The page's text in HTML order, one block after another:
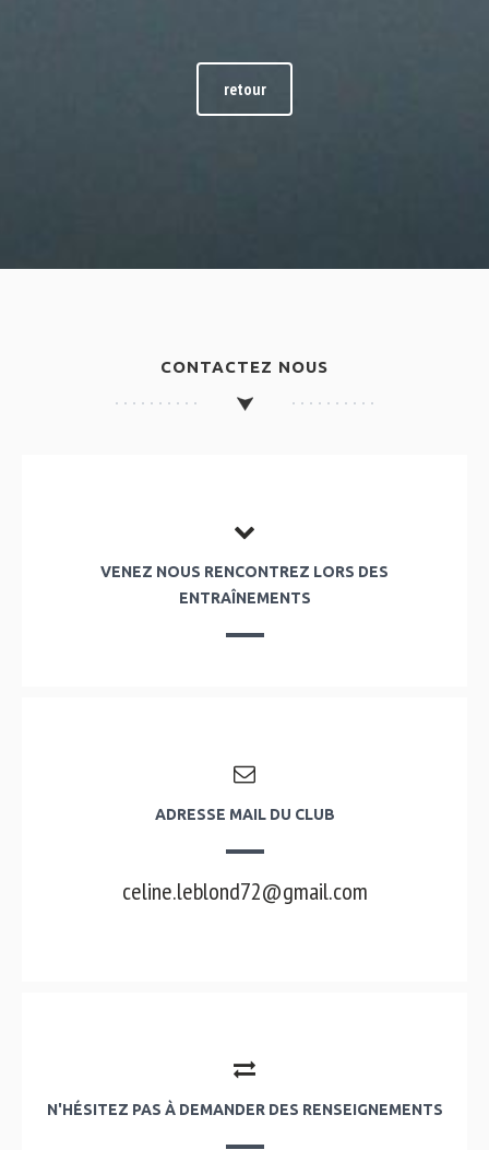
retour
CONTACTEZ NOUS
VENEZ NOUS RENCONTREZ LORS DES
ENTRAÎNEMENTS
ADRESSE MAIL DU CLUB
celine.leblond72@gmail.com
N'HÉSITEZ PAS À DEMANDER DES RENSEIGNEMENTS